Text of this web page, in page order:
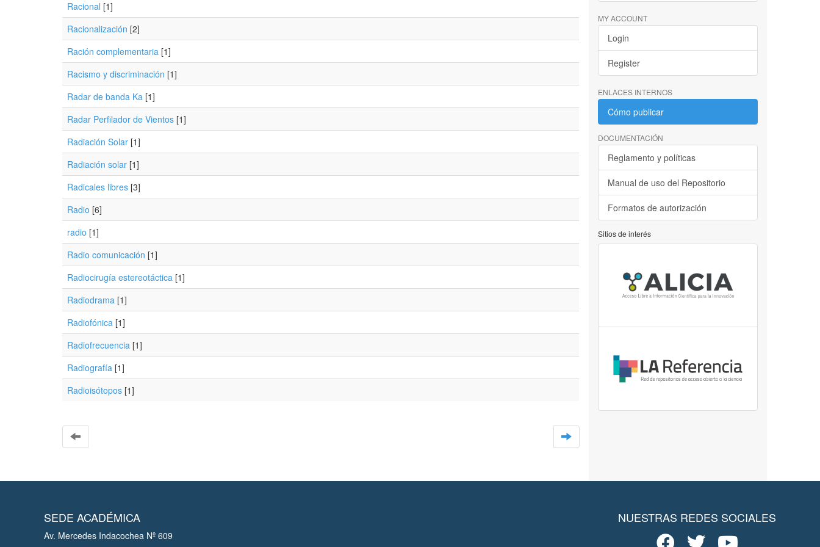
Racional [1]
Racionalización [2]
Ración complementaria [1]
Racismo y discriminación [1]
Radar de banda Ka [1]
Radar Perfilador de Vientos [1]
Radiación Solar [1]
Radiación solar [1]
Radicales libres [3]
Radio [6]
radio [1]
Radio comunicación [1]
Radiocirugía estereotáctica [1]
Radiodrama [1]
Radiofónica [1]
Radiofrecuencia [1]
Radiografía [1]
Radioisótopos [1]
MY ACCOUNT
Login
Register
ENLACES INTERNOS
Cómo publicar
DOCUMENTACIÓN
Reglamento y políticas
Manual de uso del Repositorio
Formatos de autorización
Sitios de interés
SEDE ACADÉMICA
Av. Mercedes Indacochea Nº 609
NUESTRAS REDES SOCIALES